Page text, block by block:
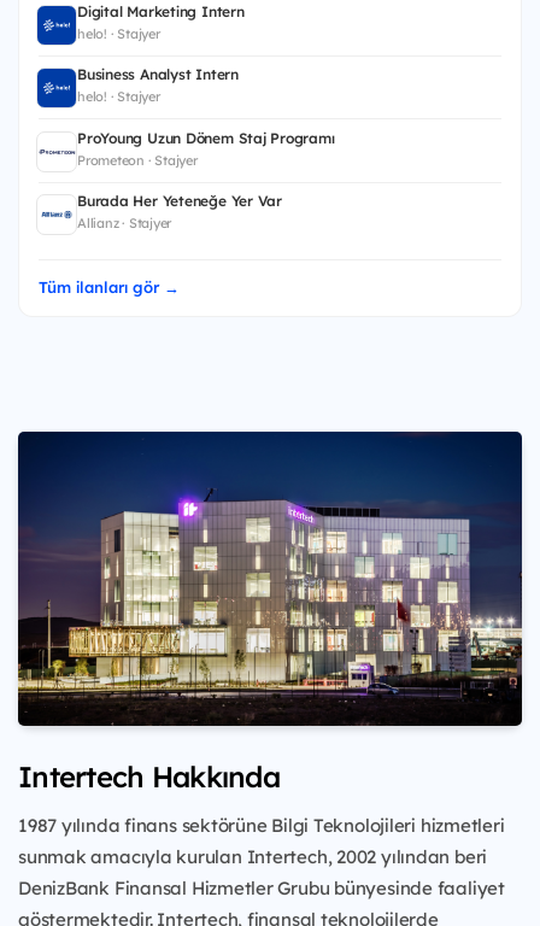
Digital Marketing Intern
helo! · Stajyer
Business Analyst Intern
helo! · Stajyer
ProYoung Uzun Dönem Staj Programı
Prometeon · Stajyer
Burada Her Yeteneğe Yer Var
Allianz · Stajyer
Tüm ilanları gör →
Intertech Hakkında
1987 yılında finans sektörüne Bilgi Teknolojileri hizmetleri
sunmak amacıyla kurulan Intertech, 2002 yılından beri
DenizBank Finansal Hizmetler Grubu bünyesinde faaliyet
göstermektedir. Intertech, finansal teknolojilerde